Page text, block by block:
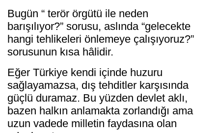
Bugün “ terör örgütü ile neden
barışılıyor?” sorusu, aslında “gelecekte
hangi tehlikeleri önlemeye çalışıyoruz?”
sorusunun kısa hâlidir.
Eğer Türkiye kendi içinde huzuru
sağlayamazsa, dış tehditler karşısında
güçlü duramaz. Bu yüzden devlet aklı,
bazen halkın anlamakta zorlandığı ama
uzun vadede milletin faydasına olan